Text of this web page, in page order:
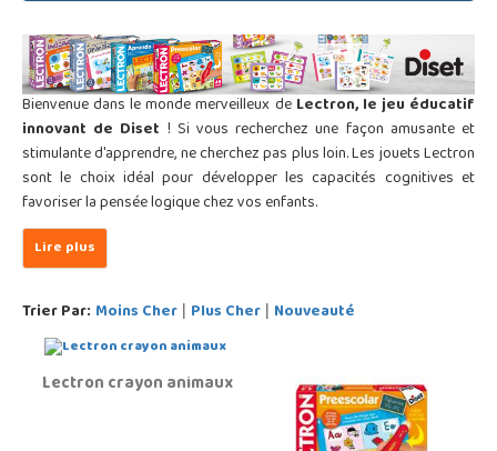
Bienvenue dans le monde merveilleux deLectron, le jeu éducatif
innovant de Diset ! Si vous recherchez une façon amusante et
stimulante d'apprendre, ne cherchez pas plus loin. Les jouets Lectron
sont le choix idéal pour développer les capacités cognitives et
favoriser la pensée logique chez vos enfants.
Trier Par: Moins Cher | Plus Cher | Nouveauté
Lectron crayon animaux